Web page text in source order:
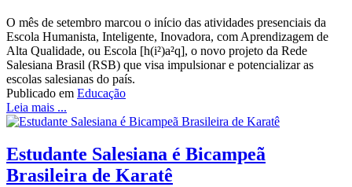
O mês de setembro marcou o início das atividades presenciais da
Escola Humanista, Inteligente, Inovadora, com Aprendizagem de
Alta Qualidade, ou Escola [h(i²)a²q], o novo projeto da Rede
Salesiana Brasil (RSB) que visa impulsionar e potencializar as
escolas salesianas do país.
Publicado em Educação
Leia mais ...
Estudante Salesiana é Bicampeã
Brasileira de Karatê